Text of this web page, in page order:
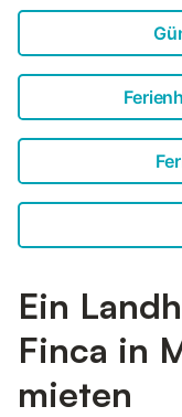
Ein
Finca in
mieten